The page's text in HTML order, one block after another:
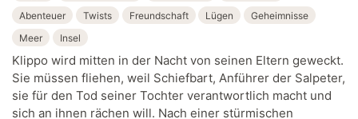
Abenteuer
Twists Freundschaft Lügen
Geheimnisse
Meer
Insel
Klippo wird mitten in der Nacht von seinen Eltern geweckt.
Sie müssen fliehen, weil Schiefbart, Anführer der Salpeter,
sie für den Tod seiner Tochter verantwortlich macht und
sich an ihnen rächen will. Nach einer stürmischen